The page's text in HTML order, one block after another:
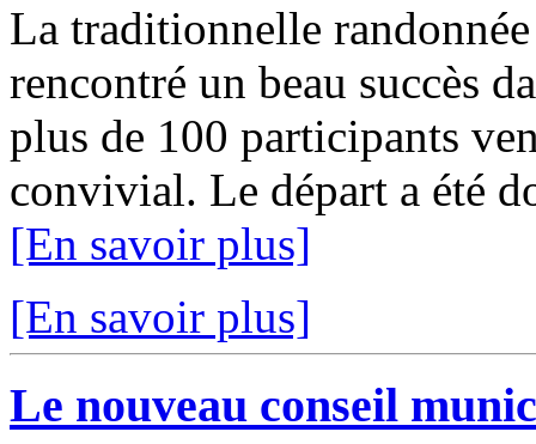
La traditionnelle
rencontré un beau succès
plus de 100 participants
convivial. Le départ a été
[En savoir plus]
[En savoir plus]
Le nouveau conseil